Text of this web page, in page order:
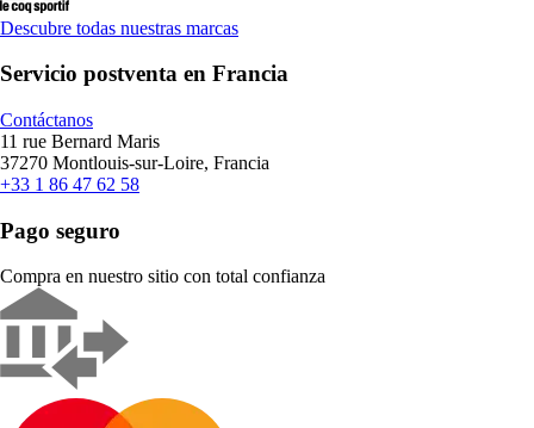
Descubre todas nuestras marcas
Servicio postventa en Francia
Contáctanos
11 rue Bernard Maris
37270 Montlouis-sur-Loire, Francia
+33 1 86 47 62 58
Pago seguro
Compra en nuestro sitio con total confianza